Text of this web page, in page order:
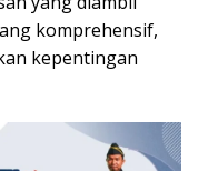
komprehensif,
kepentingan